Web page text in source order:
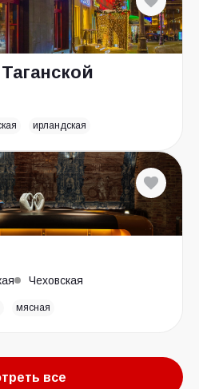
ирландская
Чеховская
мясная
все